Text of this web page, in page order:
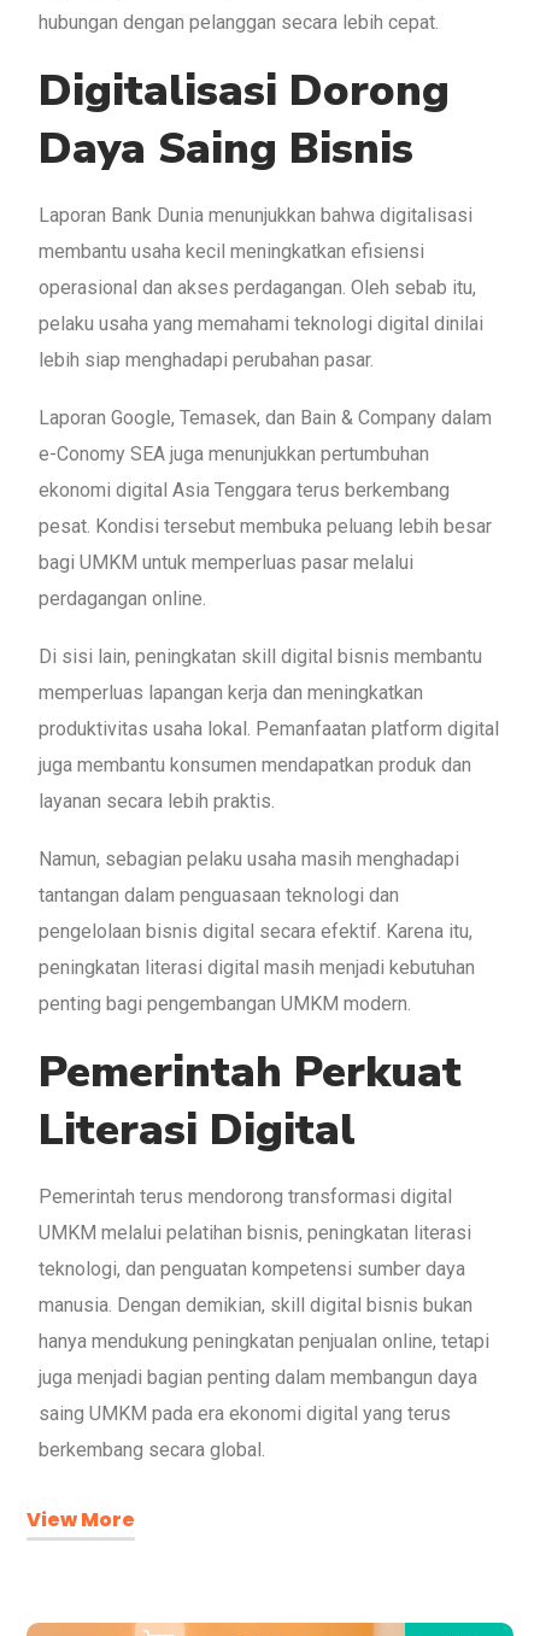
hubungan dengan pelanggan secara lebih cepat.
Digitalisasi Dorong
Daya Saing Bisnis
Laporan Bank Dunia menunjukkan bahwa digitalisasi
membantu usaha kecil meningkatkan efisiensi
operasional dan akses perdagangan. Oleh sebab itu,
pelaku usaha yang memahami teknologi digital dinilai
lebih siap menghadapi perubahan pasar.
Laporan Google, Temasek, dan Bain & Company dalam
e-Conomy SEA juga menunjukkan pertumbuhan
ekonomi digital Asia Tenggara terus berkembang
pesat. Kondisi tersebut membuka peluang lebih besar
bagi UMKM untuk memperluas pasar melalui
perdagangan online.
Di sisi lain, peningkatan skill digital bisnis membantu
memperluas lapangan kerja dan meningkatkan
produktivitas usaha lokal. Pemanfaatan platform digital
juga membantu konsumen mendapatkan produk dan
layanan secara lebih praktis.
Namun, sebagian pelaku usaha masih menghadapi
tantangan dalam penguasaan teknologi dan
pengelolaan bisnis digital secara efektif. Karena itu,
peningkatan literasi digital masih menjadi kebutuhan
penting bagi pengembangan UMKM modern.
Pemerintah Perkuat
Literasi Digital
Pemerintah terus mendorong transformasi digital
UMKM melalui pelatihan bisnis, peningkatan literasi
teknologi, dan penguatan kompetensi sumber daya
manusia. Dengan demikian, skill digital bisnis bukan
hanya mendukung peningkatan penjualan online, tetapi
juga menjadi bagian penting dalam membangun daya
saing UMKM pada era ekonomi digital yang terus
berkembang secara global.
View More